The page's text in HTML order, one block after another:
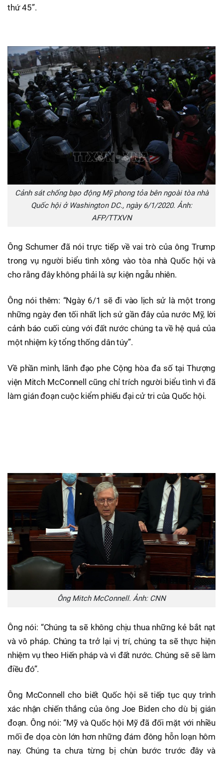
thứ 45”.
Cảnh sát chống bạo động Mỹ phong tỏa bên ngoài tòa nhà
Quốc hội ở Washington DC., ngày 6/1/2020. Ảnh:
AFP/TTXVN
Ông Schumer đã nói trực tiếp về vai trò của ông Trump
trong vụ người biểu tình xông vào tòa nhà Quốc hội và
cho rằng đây không phải là sự kiện ngẫu nhiên.
Ông nói thêm: “Ngày 6/1 sẽ đi vào lịch sử là một trong
những ngày đen tối nhất lịch sử gần đây của nước Mỹ, lời
cảnh báo cuối cùng với đất nước chúng ta về hệ quả của
một nhiệm kỳ tổng thống dân túy”.
Về phần mình, lãnh đạo phe Cộng hòa đa số tại Thượng
viện Mitch McConnell cũng chỉ trích người biểu tình vì đã
làm gián đoạn cuộc kiểm phiếu đại cử tri của Quốc hội.
Ông Mitch McConnell. Ảnh: CNN
Ông nói: “Chúng ta sẽ không chịu thua những kẻ bắt nạt
và vô pháp. Chúng ta trở lại vị trí, chúng ta sẽ thực hiện
nhiệm vụ theo Hiến pháp và vì đất nước. Chúng sẽ sẽ làm
điều đó”.
Ông McConnell cho biết Quốc hội sẽ tiếp tục quy trình
xác nhận chiến thắng của ông Joe Biden cho dù bị gián
đoạn. Ông nói: “Mỹ và Quốc hội Mỹ đã đối mặt với nhiều
mối đe dọa còn lớn hơn những đám đông hỗn loạn hôm
nay. Chúng ta chưa từng bị chùn bước trước đây và